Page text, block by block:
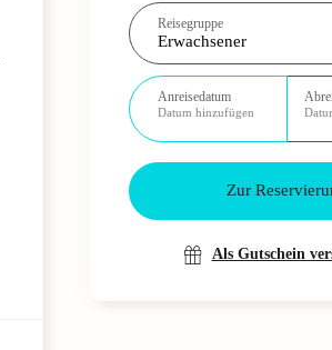
Reisegruppe
Erwachsener
Anreisedatum
Datum hinzufügen
Zur
Als Gutschein